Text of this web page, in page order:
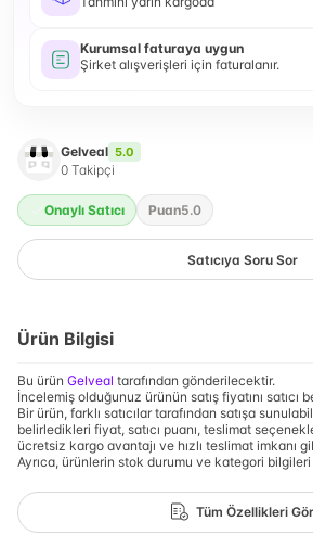
Kurumsal faturaya uygun
Şirket alışverişleri için faturalanır.
Gelveal 5.0
0 Takipçi
Onaylı Satıcı Puan5.0
Satıcıya Soru Sor
Ürün Bilgisi
Bu ürün Gelveal tarafından gönderilecektir.
İncelemiş olduğunuz ürünün satış fiyatını satıcı
Bir ürün, farklı satıcılar tarafından satışa
belirledikleri fiyat, satıcı puanı, teslimat
ücretsiz kargo avantajı ve hızlı teslimat imkanı
Ayrıca, ürünlerin stok durumu ve kategori
Tüm Özellikleri Gör